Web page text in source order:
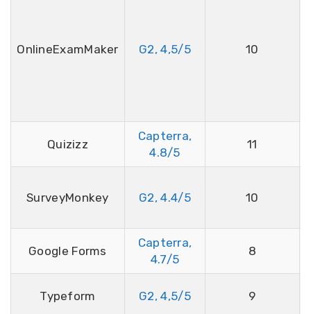
OnlineExamMaker G2, 4,5/5 10
Quizizz
Capterra,
4.8/5
11
SurveyMonkey G2, 4.4/5 10
Google Forms
Capterra,
4.7/5
8
Typeform G2, 4,5/5 9